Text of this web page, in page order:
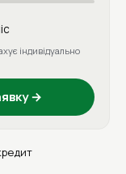
індивідуально
→